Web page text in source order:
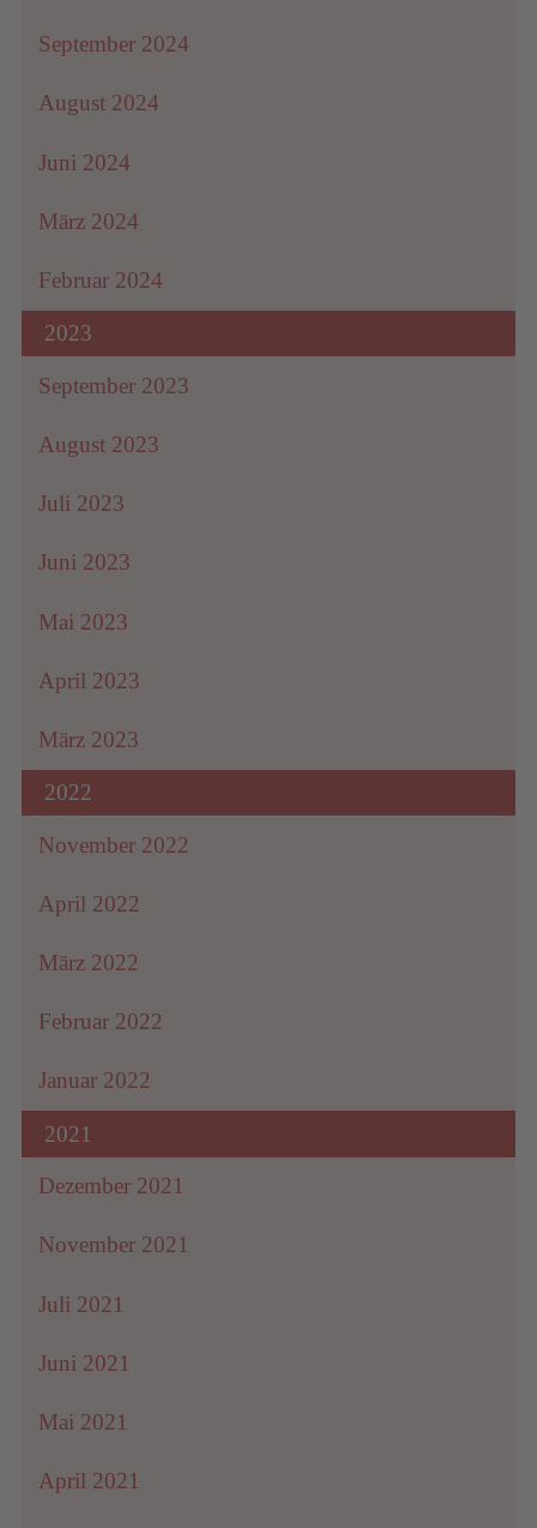
September 2024
August 2024
Juni 2024
März 2024
Februar 2024
2023
September 2023
August 2023
Juli 2023
Juni 2023
Mai 2023
April 2023
März 2023
2022
November 2022
April 2022
März 2022
Februar 2022
Januar 2022
2021
Dezember 2021
November 2021
Juli 2021
Juni 2021
Mai 2021
April 2021